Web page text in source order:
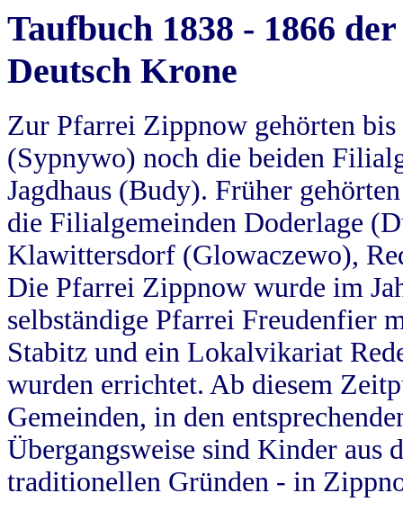
Taufbuch 1838 - 1866
Deutsch Krone
Zur Pfarrei Zippnow gehörten
(Sypnywo) noch die beiden
Jagdhaus (Budy). Früher
die Filialgemeinden Doderlage
Klawittersdorf (Glowaczewo),
Die Pfarrei Zippnow wurde im
selbständige Pfarrei Freudenfier
Stabitz und ein Lokalvikariat
wurden errichtet. Ab diesem
Gemeinden, in den
Übergangsweise sind Kinder aus
traditionellen Gründen - in